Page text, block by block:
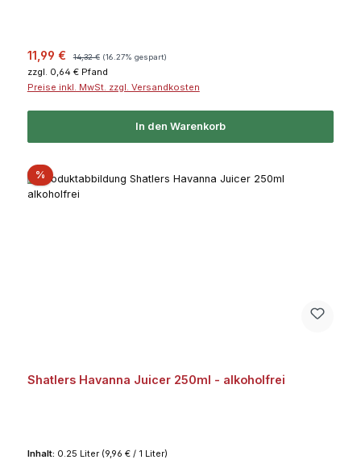
Verkaufspreis:
11,99 € 14,32 € (16.27% gespart)
zzgl. 0,64 € Pfand
Preise inkl. MwSt. zzgl. Versandkosten
In den Warenkorb
%Rabatt
Shatlers Havanna Juicer 250ml - alkoholfrei
Inhalt: 0.25 Liter (9,96 € / 1 Liter)